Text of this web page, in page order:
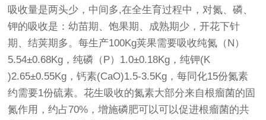
吸收量是两头少，中间多,在全生育过程中，对氮、磷、
钾的吸收是：幼苗期、饱果期、成熟期少，开花下针
期、结荚期多。每生产100Kg荚果需要吸收纯氮（N）
5.54±0.68Kg，纯磷（P）1.0±0.18Kg，纯钾(K
)2.65±0.55Kg，钙素(CaO)1.5-3.5Kg，每同化15份氮素
约需要1份硫素。花生吸收的氮素大部分来自根瘤菌的固
氮作用，约占70%，增施磷肥可以可以促进根瘤菌的共